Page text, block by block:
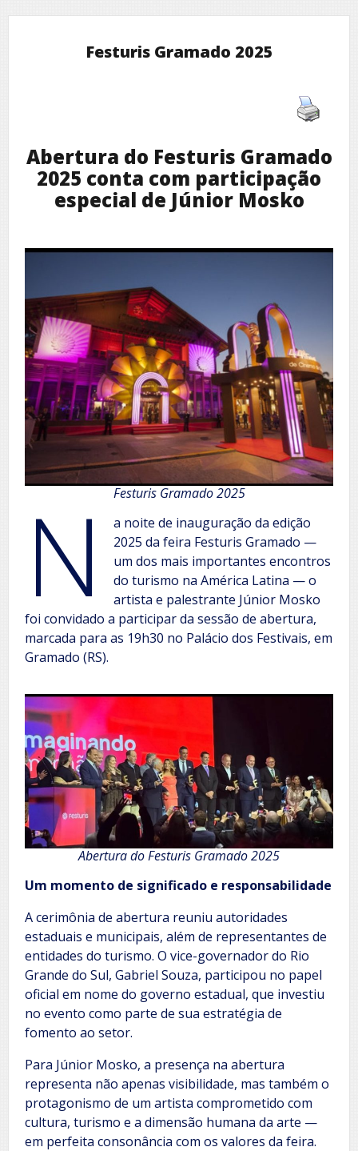
Festuris Gramado 2025
Abertura do Festuris Gramado
2025 conta com participação
especial de Júnior Mosko
Festuris Gramado 2025
N
a noite de inauguração da edição
2025 da feira Festuris Gramado —
um dos mais importantes encontros
do turismo na América Latina — o
artista e palestrante Júnior Mosko
foi convidado a participar da sessão de abertura,
marcada para as 19h30 no Palácio dos Festivais, em
Gramado (RS).
Abertura do Festuris Gramado 2025
Um momento de significado e responsabilidade
A cerimônia de abertura reuniu autoridades
estaduais e municipais, além de representantes de
entidades do turismo. O vice-governador do Rio
Grande do Sul, Gabriel Souza, participou no papel
oficial em nome do governo estadual, que investiu
no evento como parte de sua estratégia de
fomento ao setor.
Para Júnior Mosko, a presença na abertura
representa não apenas visibilidade, mas também o
protagonismo de um artista comprometido com
cultura, turismo e a dimensão humana da arte —
em perfeita consonância com os valores da feira.